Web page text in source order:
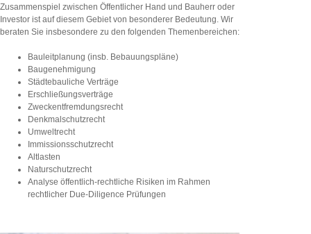
Zusammenspiel zwischen Öffentlicher Hand und Bauherr oder
Investor ist auf diesem Gebiet von besonderer Bedeutung. Wir
beraten Sie insbesondere zu den folgenden Themenbereichen:
Bauleitplanung (insb. Bebauungspläne)
Baugenehmigung
Städtebauliche Verträge
Erschließungsverträge
Zweckentfremdungsrecht
Denkmalschutzrecht
Umweltrecht
Immissionsschutzrecht
Altlasten
Naturschutzrecht
Analyse öffentlich-rechtliche Risiken im Rahmen
rechtlicher Due-Diligence Prüfungen